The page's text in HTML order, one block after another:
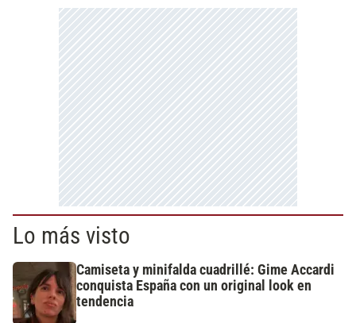
Lo más visto
Camiseta y minifalda cuadrillé: Gime Accardi
conquista España con un original look en
tendencia